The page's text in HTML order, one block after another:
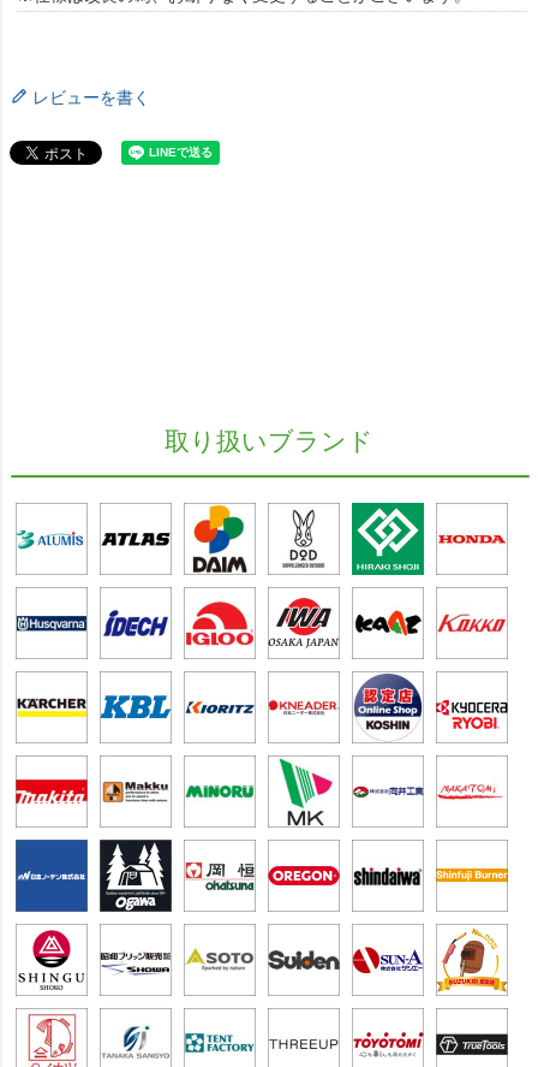
レビューを書く
取り扱いブランド